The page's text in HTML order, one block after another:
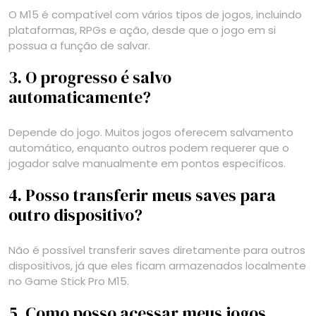
O M15 é compatível com vários tipos de jogos, incluindo
plataformas, RPGs e ação, desde que o jogo em si
possua a função de salvar.
3. O progresso é salvo
automaticamente?
Depende do jogo. Muitos jogos oferecem salvamento
automático, enquanto outros podem requerer que o
jogador salve manualmente em pontos específicos.
4. Posso transferir meus saves para
outro dispositivo?
Não é possível transferir saves diretamente para outros
dispositivos, já que eles ficam armazenados localmente
no Game Stick Pro M15.